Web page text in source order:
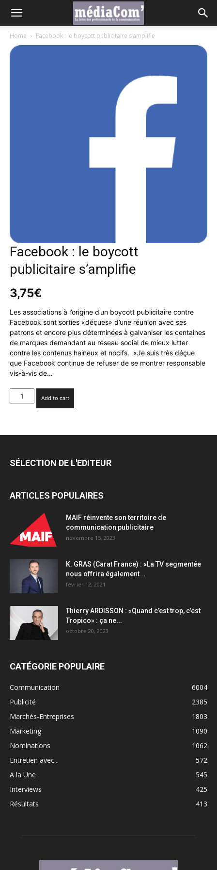
Home Facebook : le boycott publicitaire s’amplifie
Facebook : le boycott
publicitaire s’amplifie
3,75€
Les associations à l’origine d’un boycott publicitaire contre
Facebook sont sorties «déçues» d’une réunion avec ses
patrons et encore plus déterminées à galvaniser les centaines
de marques demandant au réseau social de mieux lutter
contre les contenus haineux et nocifs. «Je suis très déçue
que Facebook continue de refuser de se montrer responsable
vis-à-vis de…
Facebook
:
publicitaire
Add to cart
SÉLECTION DE L'EDITEUR
ARTICLES POPULAIRES
MAIF réinvente son territoire de
communication publicitaire
novembre 15, 2023
K. GRAS (Carat France) : «La TV segmentée
nous offrira également...
février 12, 2021
Thierry ARDISSON : «Quand c’est trop, c’est
Tropico» : ça ne...
octobre 20, 2023
CATÉGORIE POPULAIRE
Communication
6004
Publicité
2385
Marchés-Entreprises
1803
Marketing
1090
Nominations
1062
Entretien avec...
572
A la Une
545
Interviews
425
Résultats
413